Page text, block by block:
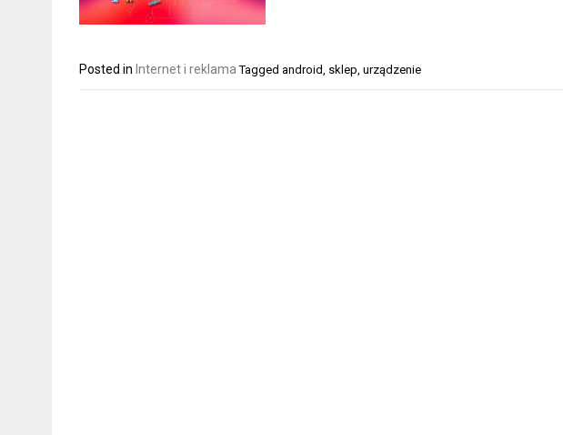
Posted in Internet i reklama Tagged android, sklep, urządzenie